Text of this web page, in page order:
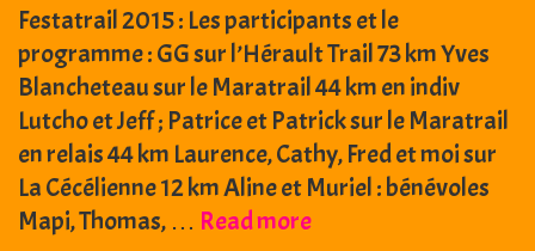
Festatrail 2015 : Les participants et le
programme : GG sur l’Hérault Trail 73 km Yves
Blancheteau sur le Maratrail 44 km en indiv
Lutcho et Jeff ; Patrice et Patrick sur le Maratrail
en relais 44 km Laurence, Cathy, Fred et moi sur
La Cécélienne 12 km Aline et Muriel : bénévoles
Mapi, Thomas, … Read more16